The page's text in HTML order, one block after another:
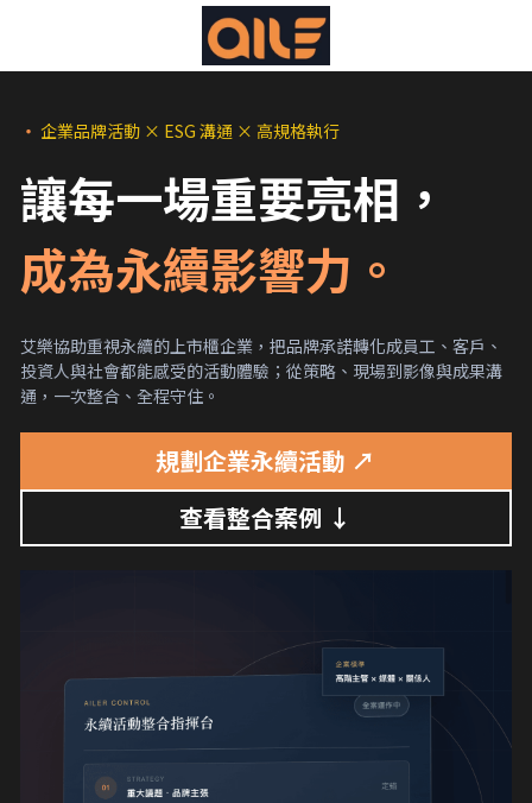
・ 企業品牌活動 × ESG 溝通 × 高規格執行
讓每一場重要亮相，
成為永續影響力。
艾樂協助重視永續的上市櫃企業，把品牌承諾轉化成員工、客戶、
投資人與社會都能感受的活動體驗；從策略、現場到影像與成果溝
通，一次整合、全程守住。
規劃企業永續活動 ↗
查看整合案例 ↓